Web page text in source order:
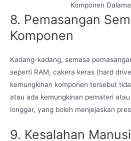
Komponen
8. Pemasangan
Komponen
Kadang-kadang, semasa
seperti RAM, cakera keras (hard
kemungkinan komponen tersebut
atau ada kemungkinan pemateri
longgar, yang boleh menjejaskan
9. Kesalahan